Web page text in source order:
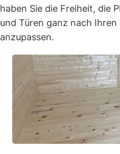
haben Sie die Freiheit, die
und Türen ganz nach Ihren
anzupassen.